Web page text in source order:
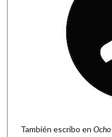
También escribo en